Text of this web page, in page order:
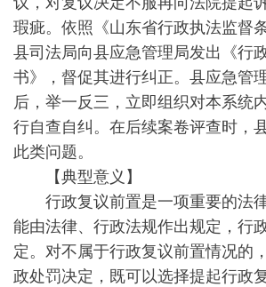
瑕疵。依照《山东省行政执法监督
县司法局向县应急管理局发出《行
书》，督促其进行纠正。县应急管
后，举一反三，立即组织对本系统
行自查自纠。在后续案卷评查时，
此类问题。
【典型意义】
行政复议前置是一项重要的法
能由法律、行政法规作出规定，行
定。对不属于行政复议前置情况的
政处罚决定，既可以选择提起行政